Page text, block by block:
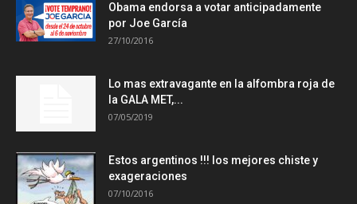
Obama endorsa a votar anticipadamente
por Joe García
27/10/2016
Lo mas extravagante en la alfombra roja de
la GALA MET,...
07/05/2019
Estos argentinos !!! los mejores chiste y
exageraciones
07/10/2016